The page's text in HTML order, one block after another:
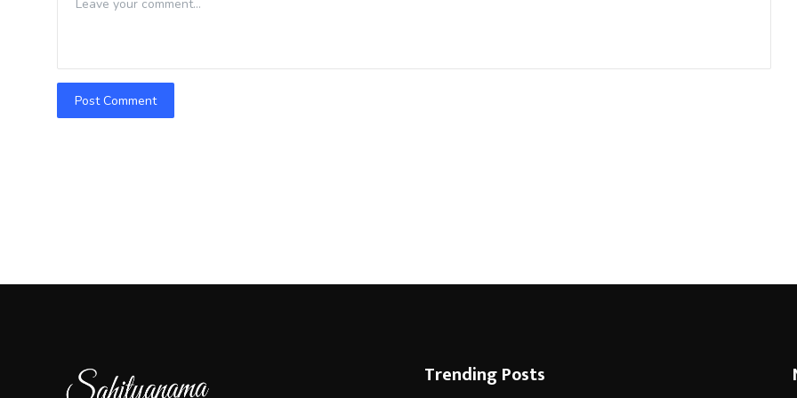
Post Comment
Trending Posts